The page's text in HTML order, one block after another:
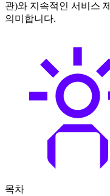
관)와 지속적인 서비스
의미합니다.
목차